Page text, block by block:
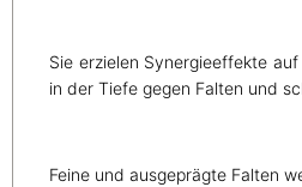
Sie erzielen Synergieeffekte
in der Tiefe gegen Falten und
Feine und ausgeprägte Falten